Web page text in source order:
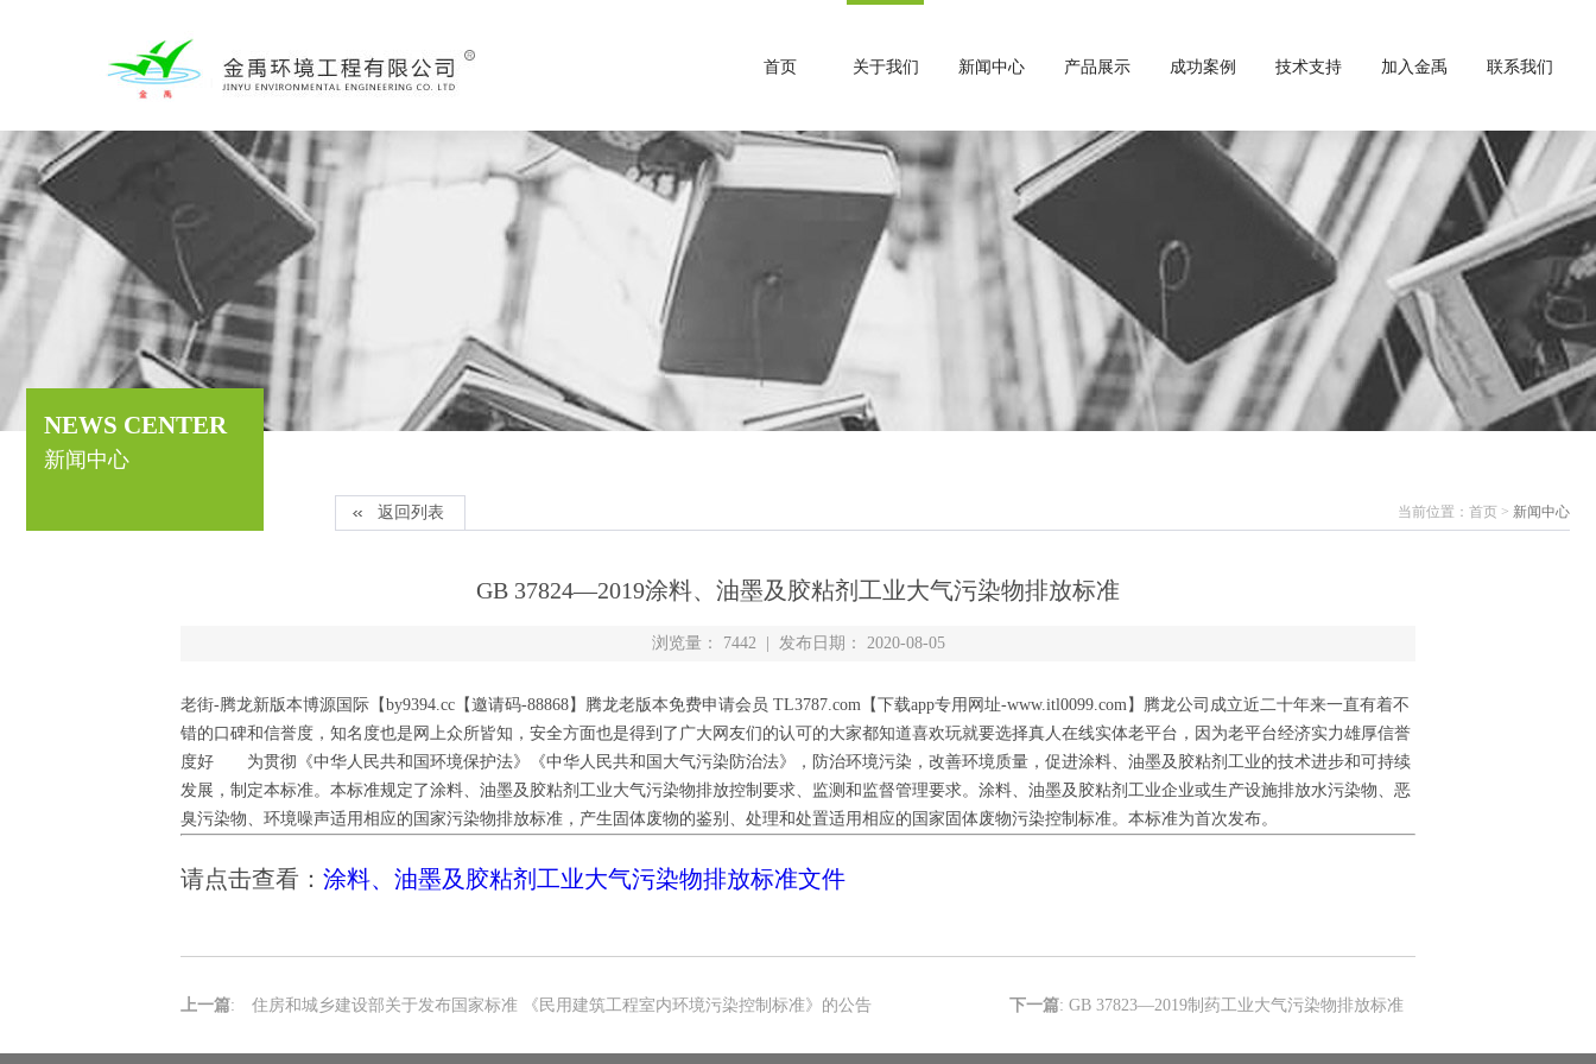
首页 关于我们 新闻中心 产品展示 成功案例 技术支持 加入金禹 联系我们
NEWS CENTER
新闻中心
返回列表 当前位置： 首页 > 新闻中心
GB 37824—2019涂料、油墨及胶粘剂工业大气污染物排放标准
浏览量： 7442 | 发布日期： 2020-08-05
老街-腾龙新版本博源国际【by9394.cc【邀请码-88868】腾龙老版本免费申请会员 TL3787.com【下载app专用网址-www.itl0099.com】腾龙公司成立近二十年来一直有着不
错的口碑和信誉度，知名度也是网上众所皆知，安全方面也是得到了广大网友们的认可的大家都知道喜欢玩就要选择真人在线实体老平台，因为老平台经济实力雄厚信誉
度好 为贯彻《中华人民共和国环境保护法》《中华人民共和国大气污染防治法》，防治环境污染，改善环境质量，促进涂料、油墨及胶粘剂工业的技术进步和可持续
发展，制定本标准。本标准规定了涂料、油墨及胶粘剂工业大气污染物排放控制要求、监测和监督管理要求。涂料、油墨及胶粘剂工业企业或生产设施排放水污染物、恶
臭污染物、环境噪声适用相应的国家污染物排放标准，产生固体废物的鉴别、处理和处置适用相应的国家固体废物污染控制标准。本标准为首次发布。
请点击查看： 涂料、油墨及胶粘剂工业大气污染物排放标准文件
上一篇: 住房和城乡建设部关于发布国家标准 《民用建筑工程室内环境污染控制标准》的公告 下一篇: GB 37823—2019制药工业大气污染物排放标准